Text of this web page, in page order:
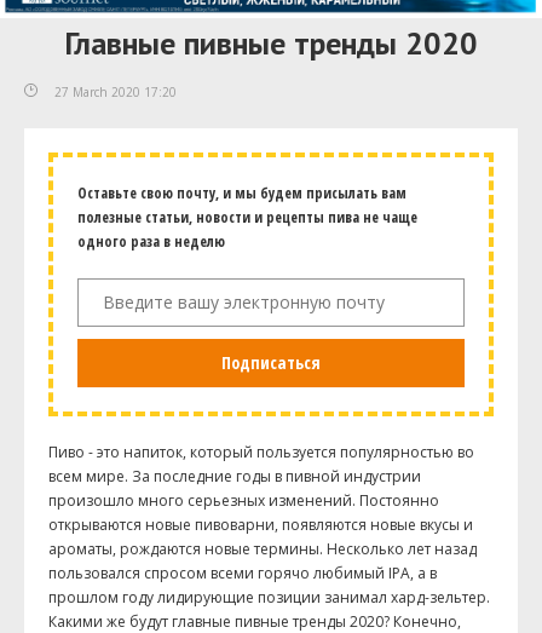
Главные пивные тренды 2020
27 March 2020 17:20
Оставьте свою почту, и мы будем присылать вам
полезные статьи, новости и рецепты пива не чаще
одного раза в неделю
Подписаться
Пиво - это напиток, который пользуется популярностью во
всем мире. За последние годы в пивной индустрии
произошло много серьезных изменений. Постоянно
открываются новые пивоварни, появляются новые вкусы и
ароматы, рождаются новые термины. Несколько лет назад
пользовался спросом всеми горячо любимый IPA, а в
прошлом году лидирующие позиции занимал хард-зельтер.
Какими же будут главные пивные тренды 2020? Конечно,